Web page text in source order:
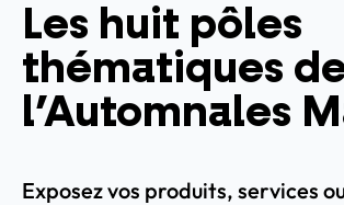
Les huit pôles
thématiques
l’Automnales
Exposez vos produits, services